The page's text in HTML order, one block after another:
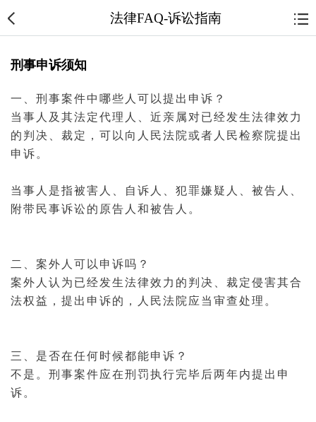
法律FAQ-诉讼指南
刑事申诉须知
一、刑事案件中哪些人可以提出申诉？
当事人 及其法定代理人 、近 亲属 对已经发生法律效力
的 判决 裁定 ，可以向人民法院或者人民检察院提出
申诉。
当事人是指被害人 、自诉人、犯罪嫌疑人 、被告 人、
附带 民事诉讼的 原告 人和被告人。
二、案外人可以申诉吗？
案外人认为已经发生法律效力的判决、裁定侵害其合
法权益，提出申诉的，人民法院应当审查处理。
三、是否在任何时候都能申诉？
不是。刑事案件应在刑罚执行完毕后两年内提出申
诉。